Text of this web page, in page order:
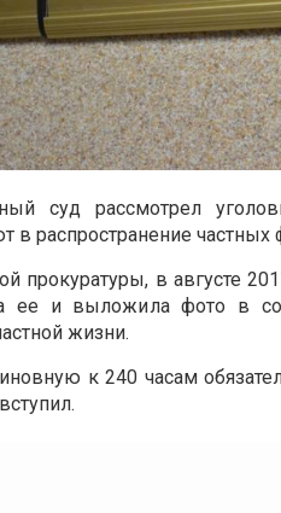
суд рассмотрел
распространение частных
прокуратуры, в августе
ее и выложила фото в
жизни.
к 240 часам